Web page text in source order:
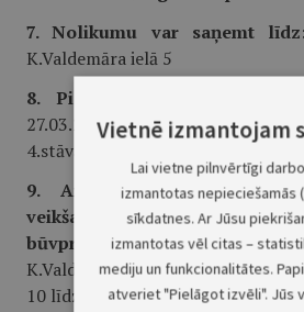
7. Nolikumu var saņemt
K.Valdemāra ielā 5
8. Piedāvājuma
27.03.2000. pulksten 14 Rīgā,
4.stāvā, 401.kabinetā
9. Ar vispārīgajiem un
veikšanas un produkcijas
būvprojektiem un citu
K.Valdemāra ielā 5, 4.stāvā,
10 līdz 16.
Vietnē izmantojam
Lai vietne pilnvērtīgi
izmantotas nepieciešamās
sīkdatnes. Ar Jūsu
izmantotas vēl citas –
mediju un funkcionalitātes.
atveriet "Pielāgot izvēli". Jūs